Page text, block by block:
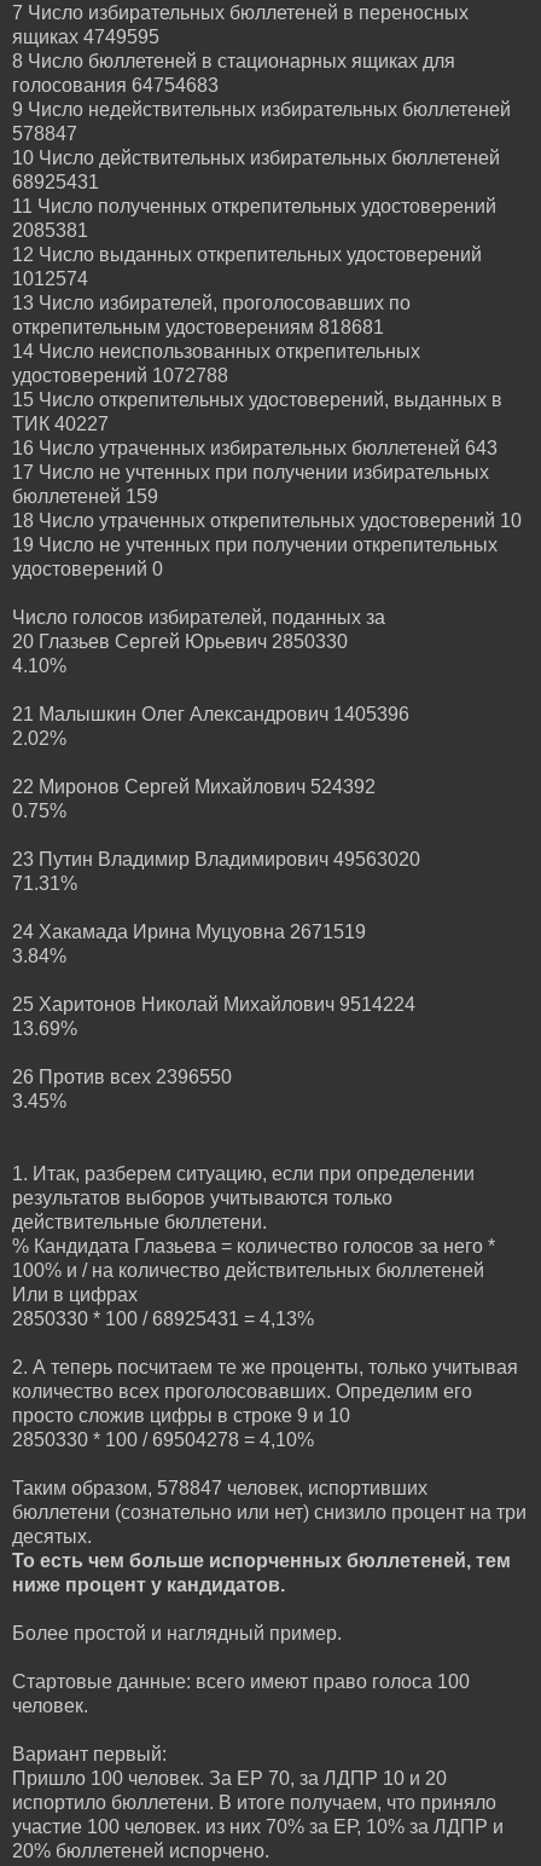
7 Число избирательных бюллетеней в переносных
ящиках 4749595
8 Число бюллетеней в стационарных ящиках для
голосования 64754683
9 Число недействительных избирательных бюллетеней
578847
10 Число действительных избирательных бюллетеней
68925431
11 Число полученных открепительных удостоверений
2085381
12 Число выданных открепительных удостоверений
1012574
13 Число избирателей, проголосовавших по
открепительным удостоверениям 818681
14 Число неиспользованных открепительных
удостоверений 1072788
15 Число открепительных удостоверений, выданных в
ТИК 40227
16 Число утраченных избирательных бюллетеней 643
17 Число не учтенных при получении избирательных
бюллетеней 159
18 Число утраченных открепительных удостоверений 10
19 Число не учтенных при получении открепительных
удостоверений 0
Число голосов избирателей, поданных за
20 Глазьев Сергей Юрьевич 2850330
4.10%
21 Малышкин Олег Александрович 1405396
2.02%
22 Миронов Сергей Михайлович 524392
0.75%
23 Путин Владимир Владимирович 49563020
71.31%
24 Хакамада Ирина Муцуовна 2671519
3.84%
25 Харитонов Николай Михайлович 9514224
13.69%
26 Против всех 2396550
3.45%
1. Итак, разберем ситуацию, если при определении
результатов выборов учитываются только
действительные бюллетени.
% Кандидата Глазьева = количество голосов за него *
100% и / на количество действительных бюллетеней
Или в цифрах
2850330 * 100 / 68925431 = 4,13%
2. А теперь посчитаем те же проценты, только учитывая
количество всех проголосовавших. Определим его
просто сложив цифры в строке 9 и 10
2850330 * 100 / 69504278 = 4,10%
Таким образом, 578847 человек, испортивших
бюллетени (сознательно или нет) снизило процент на три
десятых.
То есть чем больше испорченных бюллетеней, тем
ниже процент у кандидатов.
Более простой и наглядный пример.
Стартовые данные: всего имеют право голоса 100
человек.
Вариант первый:
Пришло 100 человек. За ЕР 70, за ЛДПР 10 и 20
испортило бюллетени. В итоге получаем, что приняло
участие 100 человек. из них 70% за ЕР, 10% за ЛДПР и
20% бюллетеней испорчено.